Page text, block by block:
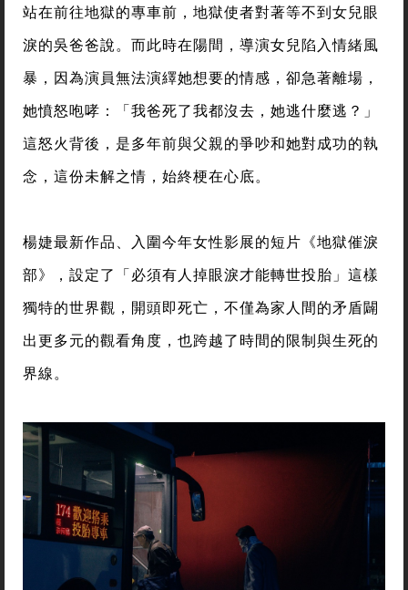
站在前往地獄的專車前，地獄使者對著等不到女兒眼
淚的吳爸爸說。而此時在陽間，導演女兒陷入情緒風
暴，因為演員無法演繹她想要的情感，卻急著離場，
她憤怒咆哮：「我爸死了我都沒去，她逃什麼逃？」
這怒火背後，是多年前與父親的爭吵和她對成功的執
念，這份未解之情，始終梗在心底。
楊婕最新作品、入圍今年女性影展的短片《地獄催淚
部》，設定了「必須有人掉眼淚才能轉世投胎」這樣
獨特的世界觀，開頭即死亡，不僅為家人間的矛盾闢
出更多元的觀看角度，也跨越了時間的限制與生死的
界線。